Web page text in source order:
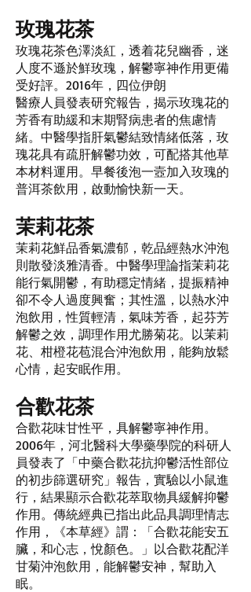
玫瑰花茶
玫瑰花茶色澤淡紅，透着花兒幽香，迷
人度不遜於鮮玫瑰，解鬱寧神作用更備
受好評。2016年，四位伊朗
醫療人員發表研究報告，揭示玫瑰花的
芳香有助緩和末期腎病患者的焦慮情
緒。中醫學指肝氣鬱結致情緒低落，玫
瑰花具有疏肝解鬱功效，可配搭其他草
本材料運用。早餐後泡一壼加入玫瑰的
普洱茶飲用，啟動愉快新一天。
茉莉花茶
茉莉花鮮品香氣濃郁，乾品經熱水沖泡
則散發淡雅清香。中醫學理論指茉莉花
能行氣開鬱，有助穩定情緒，提振精神
卻不令人過度興奮；其性溫，以熱水沖
泡飲用，性質輕清，氣味芳香，起芬芳
解鬱之效，調理作用尤勝菊花。以茉莉
花、柑橙花苞混合沖泡飲用，能夠放鬆
心情，起安眠作用。
合歡花茶
合歡花味甘性平，具解鬱寧神作用。
2006年，河北醫科大學藥學院的科研人
員發表了「中藥合歡花抗抑鬱活性部位
的初步篩選研究」報告，實驗以小鼠進
行，結果顯示合歡花萃取物具緩解抑鬱
作用。傳統經典已指出此品具調理情志
作用，《本草經》謂：「合歡花能安五
臟，和心志，悅顏色。」以合歡花配洋
甘菊沖泡飲用，能解鬱安神，幫助入
眠。